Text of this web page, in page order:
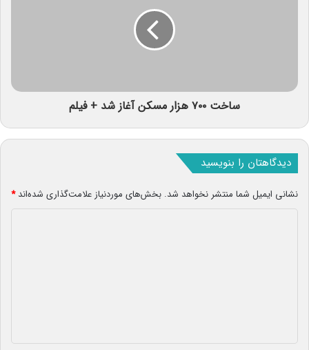
ساخت ۷۰۰ هزار مسکن آغاز شد + فیلم
دیدگاهتان را بنویسید
نشانی ایمیل شما منتشر نخواهد شد. بخش‌های موردنیاز علامت‌گذاری شده‌اند*
*